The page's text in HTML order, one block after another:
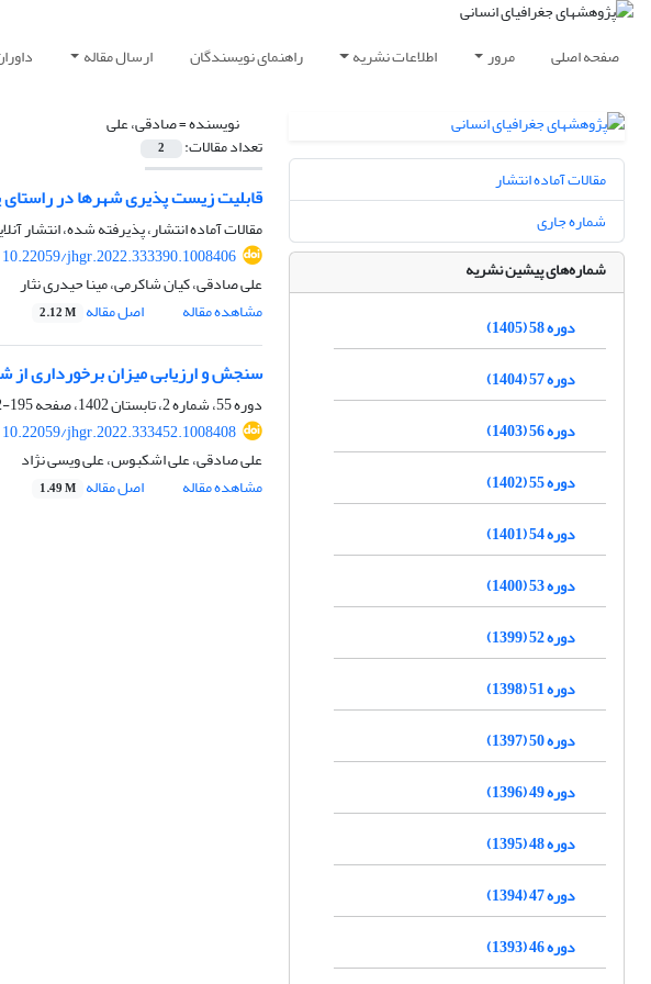
صفحه اصلی مرور اطلاعات نشریه راهنمای نویسندگان ارسال مقاله
نویسنده =صادقی، علی
تعداد مقالات: 2
قابلیت زیست پذیری شهرها در
مقالات آماده انتشار، پذیرفته شده، انتشار
10.22059/jhgr.2022.333390.1008406
علی صادقی، کیان شاکرمی، مینا حیدری نثار
مشاهده مقاله
اصل مقاله 2.12 M
سنجش و ارزیابی میزان برخورداری
دوره 55، شماره 2، تابستان 1402، صفحه
195-212
10.22059/jhgr.2022.333452.1008408
علی صادقی، علی اشکبوس، علی ویسی نژاد
مشاهده مقاله
اصل مقاله 1.49 M
مقالات آماده انتشار
شماره جاری
شماره‌های پیشین نشریه
دوره 58 (1405)
دوره 57 (1404)
دوره 56 (1403)
دوره 55 (1402)
دوره 54 (1401)
دوره 53 (1400)
دوره 52 (1399)
دوره 51 (1398)
دوره 50 (1397)
دوره 49 (1396)
دوره 48 (1395)
دوره 47 (1394)
دوره 46 (1393)